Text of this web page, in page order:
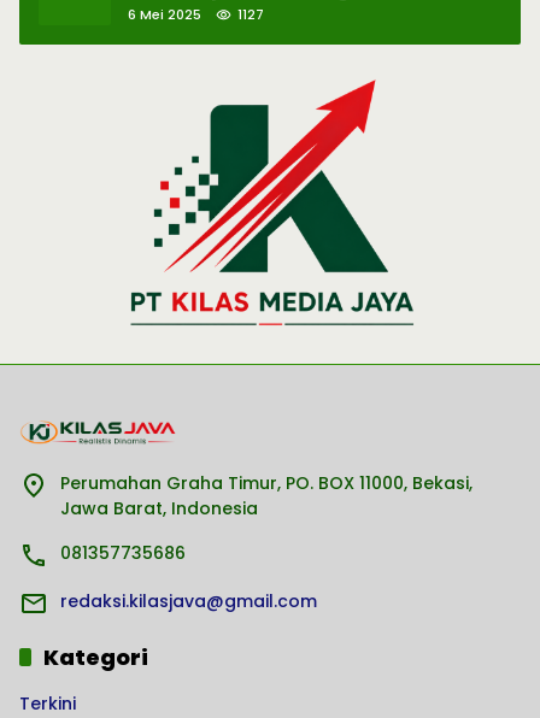
6 Mei 2025 1127
Perumahan Graha Timur, PO. BOX 11000, Bekasi,
Jawa Barat, Indonesia
081357735686
redaksi.kilasjava@gmail.com
Kategori
Terkini